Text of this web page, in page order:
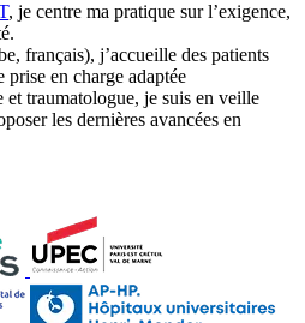
, je centre ma pratique sur l’exigence,
français), j’accueille des patients
en charge adaptée
traumatologue, je suis en veille
les dernières avancées en